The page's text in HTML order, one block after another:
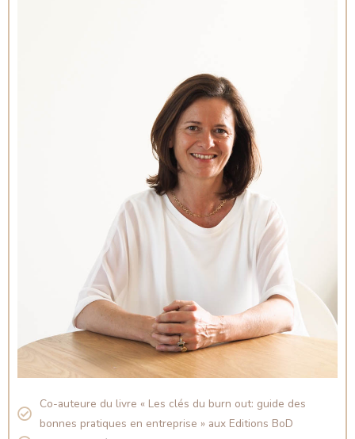
Co-auteure du livre « Les clés du burn out: guide des
bonnes pratiques en entreprise » aux Editions BoD